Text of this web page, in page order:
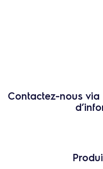
Contactez-nous